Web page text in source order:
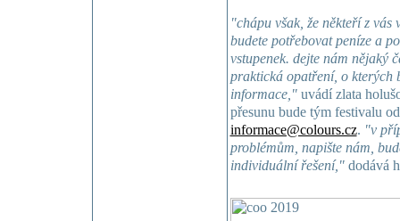
"chápu však, že někteří z vás
budete potřebovat peníze a
vstupenek. dejte nám nějaký
praktická opatření, o kterých
informace,"uvádí zlata
přesunu bude tým festivalu
informace@colours.cz. "v
problémům, napište nám,
individuální řešení,"dodává